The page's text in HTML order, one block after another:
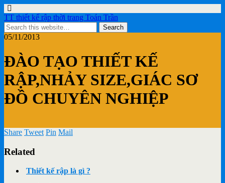
TT thiết kế rập thời trang Toán Trần
05/11/2013
ĐÀO TẠO THIẾT KẾ
RẬP,NHẢY SIZE,GIÁC SƠ
ĐỒ CHUYÊN NGHIỆP
Share Tweet Pin Mail
Related
Thiết kế rập là gì ?